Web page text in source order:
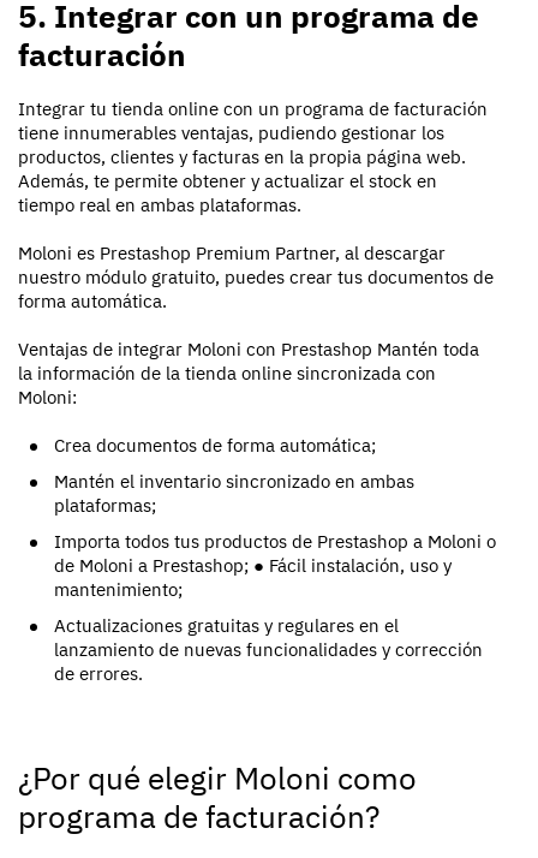
5. Integrar con un programa de
facturación
Integrar tu tienda online con un programa de facturación
tiene innumerables ventajas, pudiendo gestionar los
productos, clientes y facturas en la propia página web.
Además, te permite obtener y actualizar el stock en
tiempo real en ambas plataformas.
Moloni es Prestashop Premium Partner, al descargar
nuestro módulo gratuito, puedes crear tus documentos de
forma automática.
Ventajas de integrar Moloni con Prestashop Mantén toda
la información de la tienda online sincronizada con
Moloni:
Crea documentos de forma automática;
Mantén el inventario sincronizado en ambas
plataformas;
Importa todos tus productos de Prestashop a Moloni o
de Moloni a Prestashop; ● Fácil instalación, uso y
mantenimiento;
Actualizaciones gratuitas y regulares en el
lanzamiento de nuevas funcionalidades y corrección
de errores.
¿Por qué elegir Moloni como
programa de facturación?